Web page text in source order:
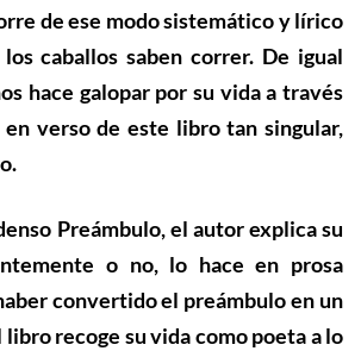
de ese modo sistemático y lírico
caballos saben correr. De igual
hace galopar por su vida a través
en verso de este libro tan singular,
Preámbulo, el autor explica su
o no, lo hace en prosa
convertido el preámbulo en un
libro recoge su vida como poeta a lo